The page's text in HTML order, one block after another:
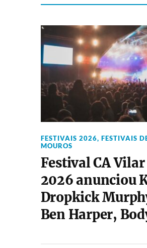
FESTIVAIS 2026, FESTIVAIS
MOUROS
Festival CA
2026 anunciou
Dropkick
Ben Harper,